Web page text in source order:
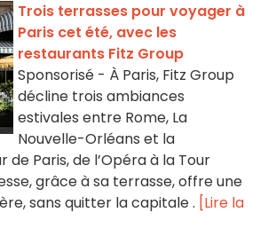
Trois terrasses pour voyager à
Paris cet été, avec les
restaurants Fitz Group
Sponsorisé - À Paris, Fitz Group
décline trois ambiances
estivales entre Rome, La
Nouvelle-Orléans et la
Paris, de l’Opéra à la Tour
grâce à sa terrasse, offre une
sans quitter la capitale . [Lire la